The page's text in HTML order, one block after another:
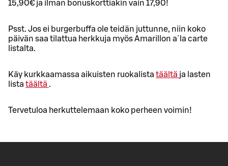
15,90€ ja ilman bonuskorttiakin vain 17,90!
Psst. Jos ei burgerbuffa ole teidän juttunne, niin koko
päivän saa tilattua herkkuja myös Amarillon a´la carte
listalta.
Käy kurkkaamassa aikuisten ruokalista täältä ja lasten
lista täältä .
Tervetuloa herkuttelemaan koko perheen voimin!